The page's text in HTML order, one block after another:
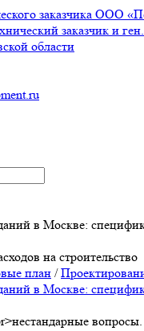
ООО
заказчик и
области
в Москве:
на строительство
план /
в Москве: